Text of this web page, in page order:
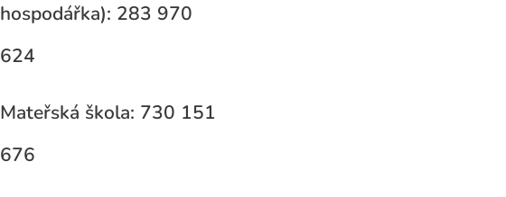
hospodářka): 283 970
624
Mateřská škola: 730 151
676